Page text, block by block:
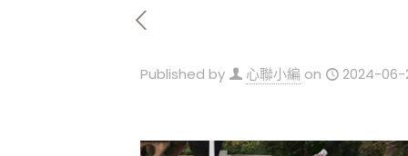
Published by 心聯小編 on 2024-06-